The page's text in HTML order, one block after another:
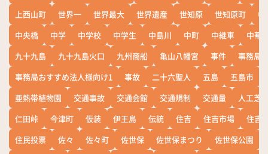
上西山町
世界一 世界最大 世界遺産 世知原 世知原町
中
中央橋
中学 中学校 中学生 中島川 中町 中継車
中華
九十九島
九十九島火口 九州商船 亀山八幡宮 事件
事務局
事務局おすすめ法人様向け1
事故 二十六聖人 五島 五島市
亜熱帯植物園
交通事故 交通会館 交通規制 交通量
人工芝
仁田峠
今津町 仮装 伊王島 伝統 住吉 住吉市場
住吉
住民投票
佐々 佐々町 佐世保 佐世保まつり 佐世保公園